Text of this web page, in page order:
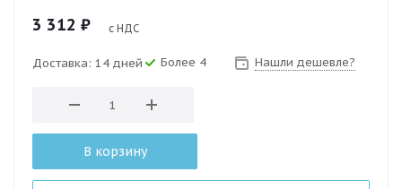
3 312 ₽ с НДС
Доставка: 14 дней Более 4 Нашли дешевле?
В корзину